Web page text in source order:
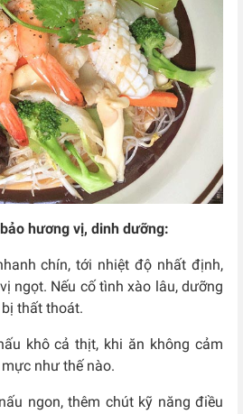
hương vị, dinh dưỡng:
chín, tới nhiệt độ nhất định,
ngọt. Nếu cố tình xào lâu, dưỡng
thất thoát.
khô cả thịt, khi ăn không cảm
như thế nào.
ngon, thêm chút kỹ năng điều